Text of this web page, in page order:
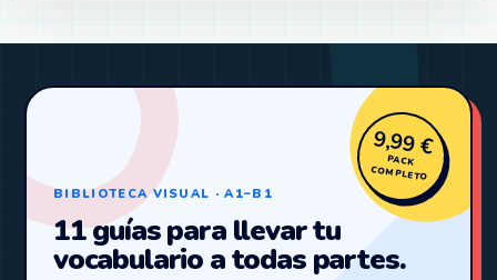
BIBLIOTECA VISUAL · A1–B1
11 guías para llevar tu
vocabulario a todas partes.
9,99 €
PACK
COMPLETO